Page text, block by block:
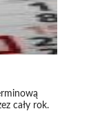
cały rok.